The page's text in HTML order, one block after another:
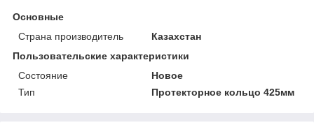
Основные
Страна производитель
Казахстан
Пользовательские характеристики
Состояние
Новое
Тип
Протекторное кольцо 425мм